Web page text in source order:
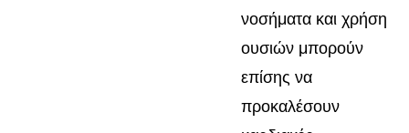
νοσήματα και χρήση
ουσιών μπορούν
επίσης να
προκαλέσουν